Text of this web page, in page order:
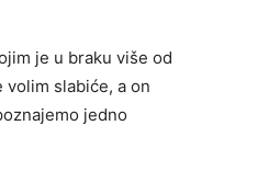
je u braku više od
volim slabiće, a on
jedno